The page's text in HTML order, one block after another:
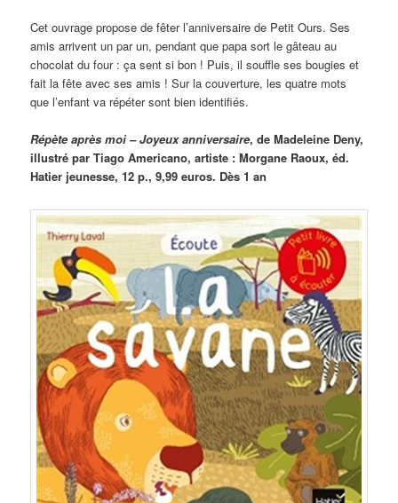
Cet ouvrage propose de fêter l’anniversaire de Petit Ours. Ses
amis arrivent un par un, pendant que papa sort le gâteau au
chocolat du four : ça sent si bon ! Puis, il souffle ses bougies et
fait la fête avec ses amis ! Sur la couverture, les quatre mots
que l’enfant va répéter sont bien identifiés.
Répète après moi – Joyeux anniversaire, de Madeleine Deny,
illustré par Tiago Americano, artiste : Morgane Raoux, éd.
Hatier jeunesse, 12 p., 9,99 euros. Dès 1 an